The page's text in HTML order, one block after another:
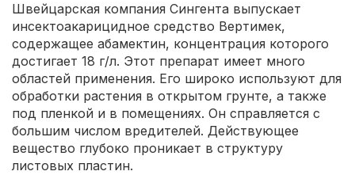
Швейцарская компания Сингента выпускает
инсектоакарицидное средство Вертимек,
содержащее абамектин, концентрация которого
достигает 18 г/л. Этот препарат имеет много
областей применения. Его широко используют для
обработки растения в открытом грунте, а также
под пленкой и в помещениях. Он справляется с
большим числом вредителей. Действующее
вещество глубоко проникает в структуру
листовых пластин.